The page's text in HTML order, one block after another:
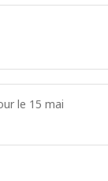
le 15 mai